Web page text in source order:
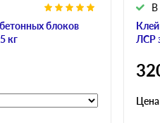
блоков
кг
ЛСР
В
Цена